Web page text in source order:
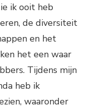
ik ooit heb
de diversiteit
en het
het een waar
Tijdens mijn
heb ik
waaronder